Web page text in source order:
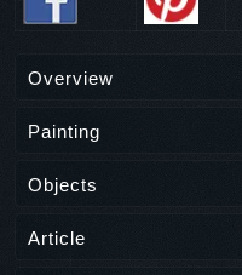
Overview
Painting
Objects
Article